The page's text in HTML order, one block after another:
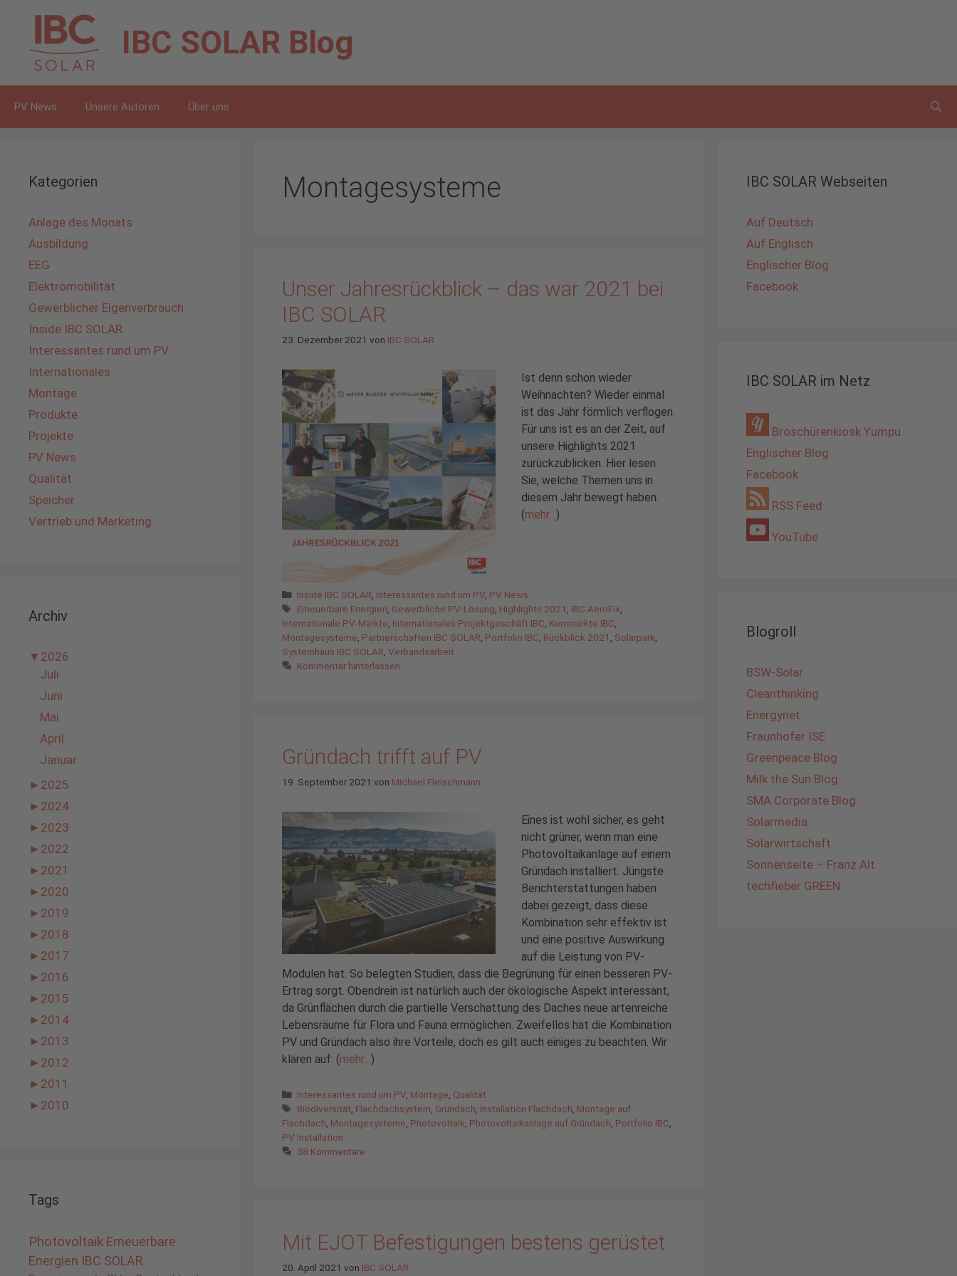
springen
IBC SOLAR Blog
PV News Unsere Autoren Über uns
Montagesysteme
Unser Jahresrückblick – das war 2021 bei
IBC SOLAR
23. Dezember 2021 von IBC SOLAR
Ist denn schon wieder
Weihnachten? Wieder einmal
ist das Jahr förmlich verflogen.
Für uns ist es an der Zeit, auf
unsere Highlights 2021
zurückzublicken. Hier lesen
Sie, welche Themen uns in
diesem Jahr bewegt haben.
(mehr… )
Kategorien
Inside IBC SOLAR Interessantes rund um PV PV News
Schlagwörter
Erneuerbare Energien Gewerbliche PV-Lösung Highlights 2021 IBC AeroFix
Internationale PV-Märkte Internationales Projektgeschäft IBC Kernmärkte IBC
Montagesysteme Partnerschaften IBC SOLAR Portfolio IBC Rückblick 2021 Solarpark
Systemhaus IBC SOLAR Verbandsarbeit
Kommentar hinterlassen
Gründach trifft auf PV
19. September 2021 von Michael Fleischmann
Eines ist wohl sicher, es geht
nicht grüner, wenn man eine
Photovoltaikanlage auf einem
Gründach installiert. Jüngste
Berichterstattungen haben
dabei gezeigt, dass diese
Kombination sehr effektiv ist
und eine positive Auswirkung
auf die Leistung von PV-
Modulen hat. So belegten Studien, dass die Begrünung für einen besseren PV-
Ertrag sorgt. Obendrein ist natürlich auch der ökologische Aspekt interessant,
da Grünflächen durch die partielle Verschattung des Daches neue artenreiche
Lebensräume für Flora und Fauna ermöglichen. Zweifellos hat die Kombination
PV und Gründach also ihre Vorteile, doch es gilt auch einiges zu beachten. Wir
klären auf: (mehr…)
Kategorien
Interessantes rund um PV Montage Qualität
Schlagwörter
Biodiversität Flachdachsystem Gründach Installation Flachdach Montage auf
Flachdach Montagesysteme Photovoltaik Photovoltaikanlage auf Gründach Portfolio IBC
PV Installation
38 Kommentare
Mit EJOT Befestigungen bestens gerüstet
20. April 2021 von IBC SOLAR
Kategorien
Anlage des Monats
Ausbildung
EEG
Elektromobilität
Gewerblicher Eigenverbrauch
Inside IBC SOLAR
Interessantes rund um PV
Internationales
Montage
Produkte
Projekte
PV News
Qualität
Speicher
Vertrieb und Marketing
Archiv
▼ 2026
Juli
Juni
Mai
April
Januar
► 2025
► 2024
► 2023
► 2022
► 2021
► 2020
► 2019
► 2018
► 2017
► 2016
► 2015
► 2014
► 2013
► 2012
► 2011
► 2010
Tags
Photovoltaik Erneuerbare
Energien IBC SOLAR
IBC SOLAR Webseiten
Auf Deutsch
Auf Englisch
Englischer Blog
Facebook
IBC SOLAR im Netz
Broschürenkiosk Yumpu
Englischer Blog
Facebook
RSS Feed
YouTube
Blogroll
BSW-Solar
Cleanthinking
Energynet
Fraunhofer ISE
Greenpeace Blog
Milk the Sun Blog
SMA Corporate Blog
Solarmedia
Solarwirtschaft
Sonnenseite – Franz Alt
techfieber GREEN